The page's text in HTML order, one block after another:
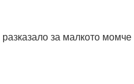
за малкото